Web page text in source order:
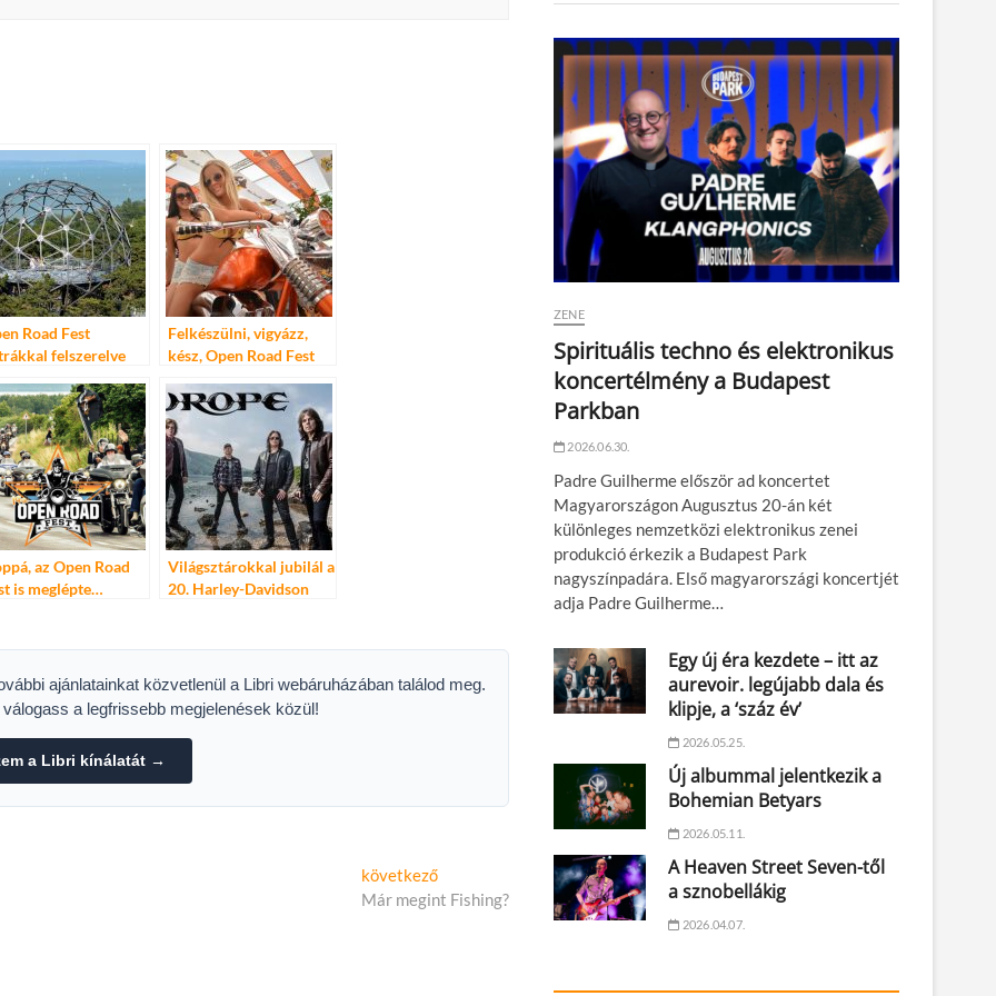
Road Fest
felszerelve
Felkészülni, vigyázz,
kész, Open Road Fest
az Open Road
is meglépte…
Világsztárokkal jubilál a
20. Harley-Davidson
ajánlatainkat közvetlenül a Libri webáruházában találod meg.
a legfrissebb megjelenések közül!
a Libri kínálatát →
következőKövetkező
cikk:
Már megint Fishing?
ZENE
Spirituális techno és elektronikus
koncertélmény a Budapest
Parkban
2026.06.30.
Padre Guilherme először ad koncertet
Magyarországon Augusztus 20-án két
különleges nemzetközi elektronikus zenei
produkció érkezik a Budapest Park
nagyszínpadára. Első magyarországi koncertjét
adja Padre Guilherme…
Egy új éra kezdete – itt az
aurevoir. legújabb dala és
klipje, a ‘száz év’
2026.05.25.
Új albummal jelentkezik a
Bohemian Betyars
2026.05.11.
A Heaven Street Seven-től
a sznobellákig
2026.04.07.